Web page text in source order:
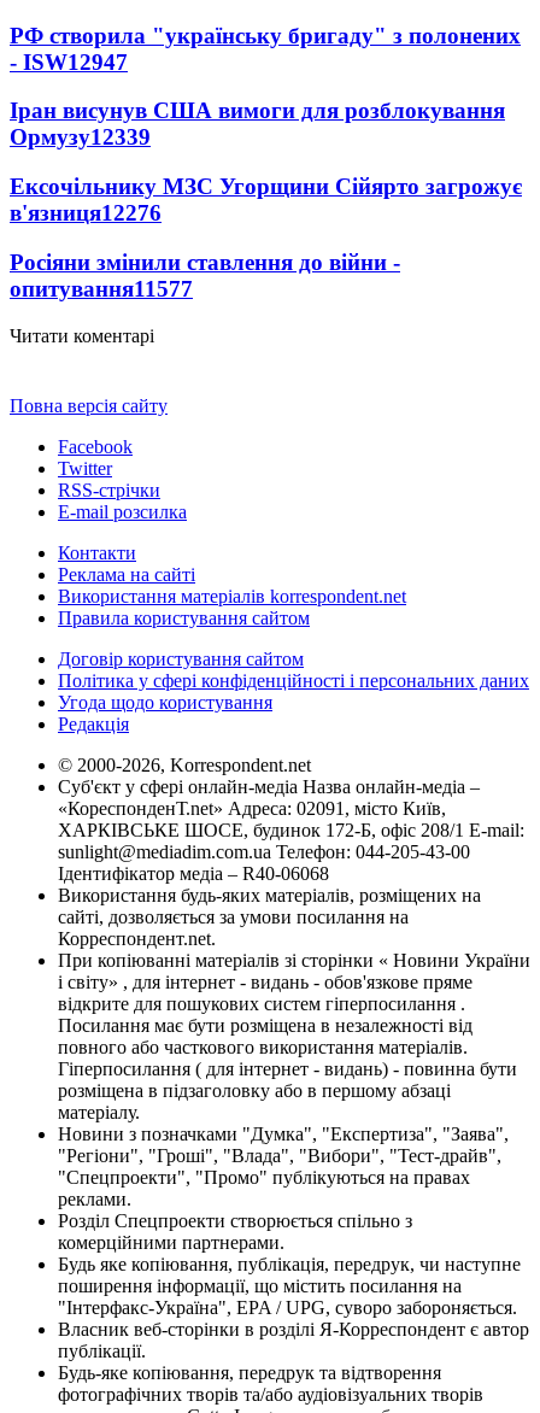
РФ створила "українську бригаду" з полонених
- ISW12947
Іран висунув США вимоги для розблокування
Ормузу12339
Ексочільнику МЗС Угорщини Сійярто загрожує
в'язниця12276
Росіяни змінили ставлення до війни -
опитування11577
Читати коментарі
Повна версія сайту
Facebook
Twitter
RSS-стрічки
E-mail розсилка
Контакти
Реклама на сайті
Використання матеріалів korrespondent.net
Правила користування сайтом
Договір користування сайтом
Політика у сфері конфіденційності і персональних даних
Угода щодо користування
Редакція
© 2000-2026, Korrespondent.net
Суб'єкт у сфері онлайн-медіа Назва онлайн-медіа –
«КореспонденТ.net» Адреса: 02091, місто Київ,
ХАРКІВСЬКЕ ШОСЕ, будинок 172-Б, офіс 208/1 E-mail:
sunlight@mediadim.com.ua Телефон: 044-205-43-00
Ідентифікатор медіа – R40-06068
Використання будь-яких матеріалів, розміщених на
сайті, дозволяється за умови посилання на
Корреспондент.net.
При копіюванні матеріалів зі сторінки « Новини України
і світу» , для інтернет - видань - обов'язкове пряме
відкрите для пошукових систем гіперпосилання .
Посилання має бути розміщена в незалежності від
повного або часткового використання матеріалів.
Гіперпосилання ( для інтернет - видань) - повинна бути
розміщена в підзаголовку або в першому абзаці
матеріалу.
Новини з позначками "Думка", "Експертиза", "Заява",
"Регіони", "Гроші", "Влада", "Вибори", "Тест-драйв",
"Спецпроекти", "Промо" публікуються на правах
реклами.
Розділ Спецпроекти створюється спільно з
комерційними партнерами.
Будь яке копіювання, публікація, передрук, чи наступне
поширення інформації, що містить посилання на
"Інтерфакс-Україна", EPA / UPG, суворо забороняється.
Власник веб-сторінки в розділі Я-Корреспондент є автор
публікації.
Будь-яке копіювання, передрук та відтворення
фотографічних творів та/або аудіовізуальних творів